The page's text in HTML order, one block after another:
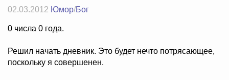
02.03.2012 Юмор/Бог
0 числа 0 года.
Решил начать дневник. Это будет нечто потрясающее,
поскольку я совершенен.